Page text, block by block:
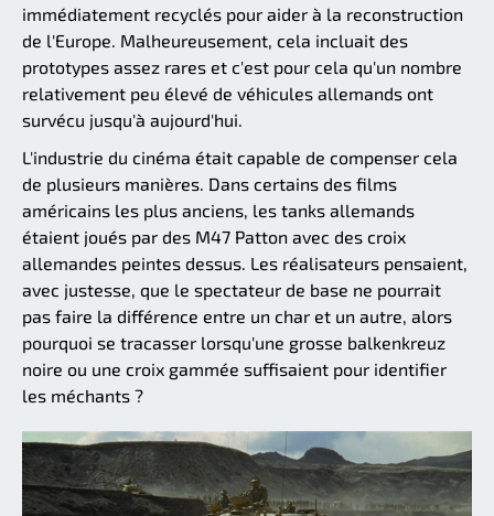
immédiatement recyclés pour aider à la reconstruction
de l'Europe. Malheureusement, cela incluait des
prototypes assez rares et c'est pour cela qu'un nombre
relativement peu élevé de véhicules allemands ont
survécu jusqu'à aujourd'hui.
L'industrie du cinéma était capable de compenser cela
de plusieurs manières. Dans certains des films
américains les plus anciens, les tanks allemands
étaient joués par des M47 Patton avec des croix
allemandes peintes dessus. Les réalisateurs pensaient,
avec justesse, que le spectateur de base ne pourrait
pas faire la différence entre un char et un autre, alors
pourquoi se tracasser lorsqu'une grosse balkenkreuz
noire ou une croix gammée suffisaient pour identifier
les méchants ?